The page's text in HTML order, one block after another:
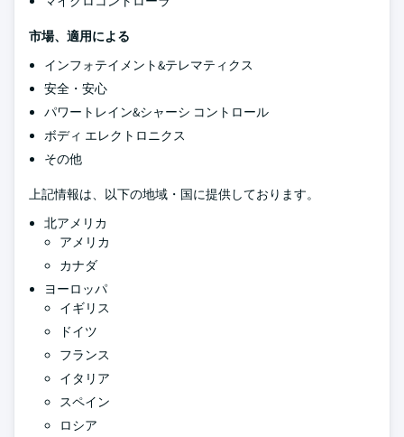
市場、適用による
インフォテイメント&テレマティクス
安全・安心
パワートレイン&シャーシ コントロール
ボディ エレクトロニクス
その他
上記情報は、以下の地域・国に提供しております。
北アメリカ
アメリカ
カナダ
ヨーロッパ
イギリス
ドイツ
フランス
イタリア
スペイン
ロシア